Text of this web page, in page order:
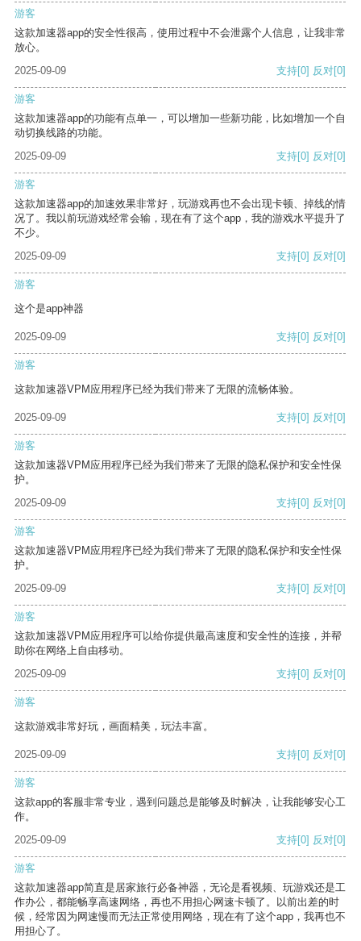
游客
这款加速器app的安全性很高，使用过程中不会泄露个人信息，让我非常
放心。
2025-09-09
支持[0] 反对[0]
游客
这款加速器app的功能有点单一，可以增加一些新功能，比如增加一个自
动切换线路的功能。
2025-09-09
支持[0] 反对[0]
游客
这款加速器app的加速效果非常好，玩游戏再也不会出现卡顿、掉线的情
况了。我以前玩游戏经常会输，现在有了这个app，我的游戏水平提升了
不少。
2025-09-09
支持[0] 反对[0]
游客
这个是app神器
2025-09-09 支持[0] 反对[0]
游客
这款加速器VPM应用程序已经为我们带来了无限的流畅体验。
2025-09-09 支持[0] 反对[0]
游客
这款加速器VPM应用程序已经为我们带来了无限的隐私保护和安全性保
护。
2025-09-09
支持[0] 反对[0]
游客
这款加速器VPM应用程序已经为我们带来了无限的隐私保护和安全性保
护。
2025-09-09
支持[0] 反对[0]
游客
这款加速器VPM应用程序可以给你提供最高速度和安全性的连接，并帮
助你在网络上自由移动。
2025-09-09
支持[0] 反对[0]
游客
这款游戏非常好玩，画面精美，玩法丰富。
2025-09-09 支持[0] 反对[0]
游客
这款app的客服非常专业，遇到问题总是能够及时解决，让我能够安心工
作。
2025-09-09
支持[0] 反对[0]
游客
这款加速器app简直是居家旅行必备神器，无论是看视频、玩游戏还是工
作办公，都能畅享高速网络，再也不用担心网速卡顿了。以前出差的时
候，经常因为网速慢而无法正常使用网络，现在有了这个app，我再也不
用担心了。